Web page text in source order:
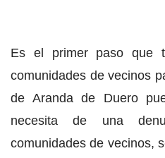
Es el primer paso que
comunidades de vecinos
de Aranda de Duero
necesita de una
comunidades de vecinos,